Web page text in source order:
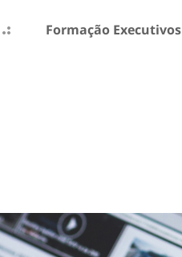
Formação Executivos